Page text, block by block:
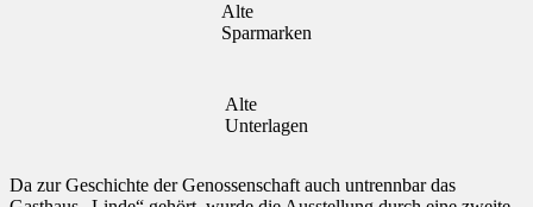
Alte
Sparmarken
Alte
Unterlagen
Da zur Geschichte der Genossenschaft auch untrennbar das